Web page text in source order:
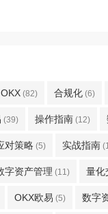
OKX (82) 合规化 (6)
(39) 操作指南 (12)
对策略 (5) 实战指南
字资产管理 (11) 量化
OKX欧易 (5) 数字